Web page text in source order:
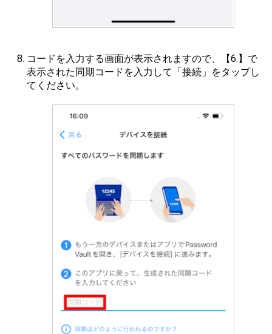
コードを入力する画面が表示されますので、【6.】で
表示された同期コードを入力して「接続」をタップし
てください。